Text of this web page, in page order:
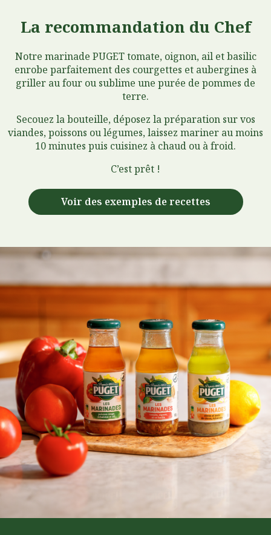
La recommandation du Chef
Notre marinade PUGET tomate, oignon, ail et basilic
enrobe parfaitement des courgettes et aubergines à
griller au four ou sublime une purée de pommes de
terre.
Secouez la bouteille, déposez la préparation sur vos
viandes, poissons ou légumes, laissez mariner au moins
10 minutes puis cuisinez à chaud ou à froid.
C’est prêt !
Voir des exemples de recettes